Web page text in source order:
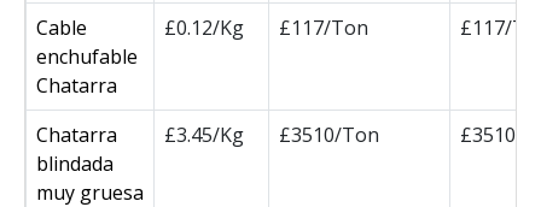
Cable
enchufable
Chatarra
£0.12/Kg £117/Ton £117/
Chatarra
blindada
muy gruesa
£3.45/Kg £3510/Ton £3510/